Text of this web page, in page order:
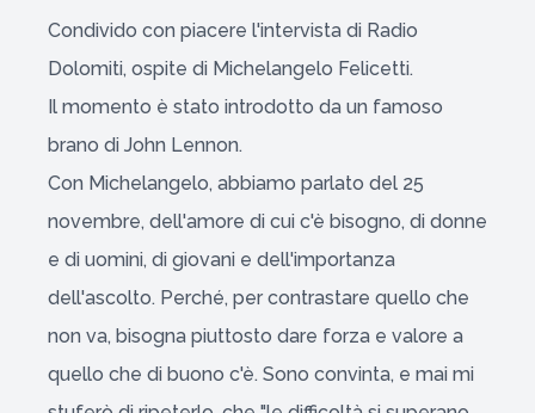
Condivido con piacere l'intervista di Radio
Dolomiti, ospite di Michelangelo Felicetti.
Il momento è stato introdotto da un famoso
brano di John Lennon.
Con Michelangelo, abbiamo parlato del 25
novembre, dell'amore di cui c'è bisogno, di donne
e di uomini, di giovani e dell'importanza
dell'ascolto. Perché, per contrastare quello che
non va, bisogna piuttosto dare forza e valore a
quello che di buono c'è. Sono convinta, e mai mi